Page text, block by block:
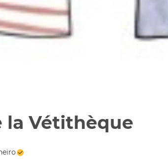
la Vétithèque